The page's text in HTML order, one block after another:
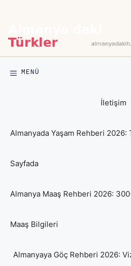
MENÜ
İletişim
Almanyada Yaşam Rehberi 2026:
Sayfada
Almanya Maaş Rehberi 2026:
Maaş Bilgileri
Almanyaya Göç Rehberi 2026: